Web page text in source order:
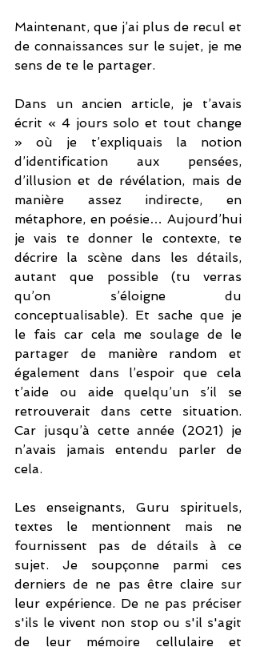
Maintenant, que j’ai plus de recul et
de connaissances sur le sujet, je me
sens de te le partager.
Dans un ancien article, je t’avais
écrit « 4 jours solo et tout change
» où je t’expliquais la notion
d’identification aux pensées,
d’illusion et de révélation, mais de
manière assez indirecte, en
métaphore, en poésie… Aujourd’hui
je vais te donner le contexte, te
décrire la scène dans les détails,
autant que possible (tu verras
qu’on s’éloigne du
conceptualisable). Et sache que je
le fais car cela me soulage de le
partager de manière random et
également dans l’espoir que cela
t’aide ou aide quelqu’un s’il se
retrouverait dans cette situation.
Car jusqu’à cette année (2021) je
n’avais jamais entendu parler de
cela.
Les enseignants, Guru spirituels,
textes le mentionnent mais ne
fournissent pas de détails à ce
sujet. Je soupçonne parmi ces
derniers de ne pas être claire sur
leur expérience. De ne pas préciser
s'ils le vivent non stop ou s'il s'agit
de leur mémoire cellulaire et